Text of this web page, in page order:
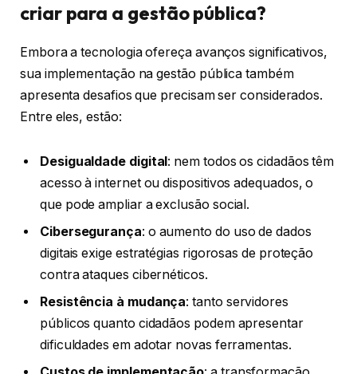
criar para a gestão pública?
Embora a tecnologia ofereça avanços significativos,
sua implementação na gestão pública também
apresenta desafios que precisam ser considerados.
Entre eles, estão:
Desigualdade digital: nem todos os cidadãos têm
acesso à internet ou dispositivos adequados, o
que pode ampliar a exclusão social.
Cibersegurança: o aumento do uso de dados
digitais exige estratégias rigorosas de proteção
contra ataques cibernéticos.
Resistência à mudança: tanto servidores
públicos quanto cidadãos podem apresentar
dificuldades em adotar novas ferramentas.